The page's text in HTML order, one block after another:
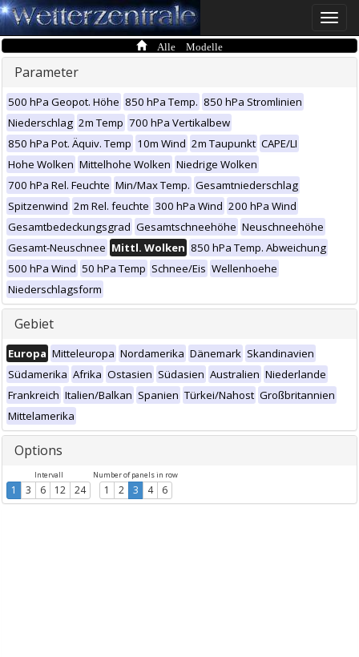
Toggle
Alle Modelle
Parameter
500 hPa Geopot. Höhe 850 hPa Temp. 850 hPa Stromlinien
Niederschlag 2m Temp 700 hPa Vertikalbew
850 hPa Pot. Äquiv. Temp 10m Wind 2m Taupunkt CAPE/LI
Hohe Wolken Mittelhohe Wolken Niedrige Wolken
700 hPa Rel. Feuchte Min/Max Temp. Gesamtniederschlag
Spitzenwind 2m Rel. feuchte 300 hPa Wind 200 hPa Wind
Gesamtbedeckungsgrad Gesamtschneehöhe Neuschneehöhe
Gesamt-Neuschnee Mittl. Wolken 850 hPa Temp. Abweichung
500 hPa Wind 50 hPa Temp Schnee/Eis Wellenhoehe
Niederschlagsform
Gebiet
Europa Mitteleuropa Nordamerika Dänemark Skandinavien
Südamerika Afrika Ostasien Südasien Australien Niederlande
Frankreich Italien/Balkan Spanien Türkei/Nahost Großbritannien
Mittelamerika
Options
Intervall
1 3 6 12 24
Number of panels in row
1 2 3 4 6